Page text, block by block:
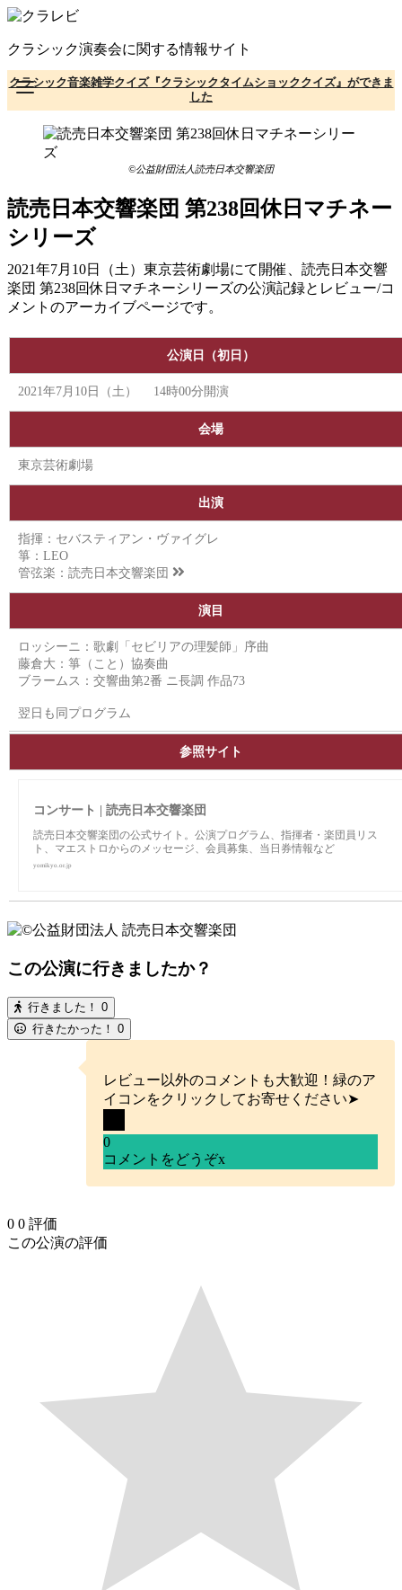
コ
テ
ン
ツ
へ
クラシック演奏会に関する情報サイト
クラシック音楽雑学クイズ『クラシックタイムショッククイズ』ができま
した
©公益財団法人読売日本交響楽団
読売日本交響楽団 第238回休日マチネー
シリーズ
2021年7月10日（土）東京芸術劇場にて開催、読売日本交響
楽団 第238回休日マチネーシリーズの公演記録とレビュー/コ
メントのアーカイブページです。
公演日（初日）
2021年7月10日（土） 14時00分開演
会場
東京芸術劇場
出演
指揮：セバスティアン・ヴァイグレ
箏：LEO
管弦楽： 読売日本交響楽団
演目
ロッシーニ：歌劇「セビリアの理髪師」序曲
藤倉大：箏（こと）協奏曲
ブラームス：交響曲第2番 ニ長調 作品73
翌日も同プログラム
参照サイト
コンサート | 読売日本交響楽団
読売日本交響楽団の公式サイト。公演プログラム、指揮者・楽団員リス
ト、マエストロからのメッセージ、会員募集、当日券情報など
yomikyo.or.jp
この公演に行きましたか？
行きました！ 0
行きたかった！ 0
レビュー以外のコメントも大歓迎！緑のア
イコンをクリックしてお寄せください➤
0
コメントをどうぞx
0 0 評価
この公演の評価